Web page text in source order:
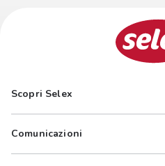
Scopri Selex
Comunicazioni